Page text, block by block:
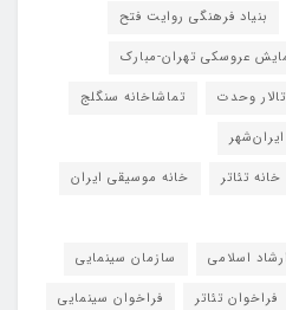
بنیاد فرهنگی روایت فتح
عروسکی تهران-مبارک
تالار وحدت
تماشاخانه سنگلج
خانه تئاتر
خانه موسیقی ایران
اسلامی
سازمان سینمایی
فراخوان تئاتر
فراخوان سینمایی